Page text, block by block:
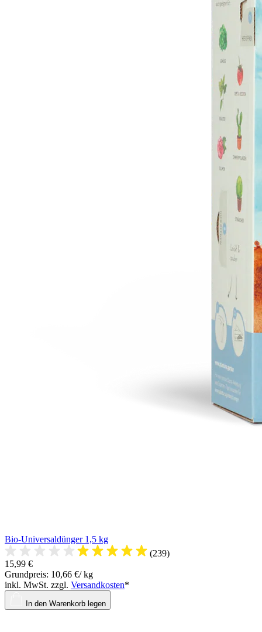
Bio-Universaldünger 1,5 kg
(239)
15,99 €
Grundpreis: 10,66 €/ kg
inkl. MwSt. zzgl. Versandkosten*
In den Warenkorb legen